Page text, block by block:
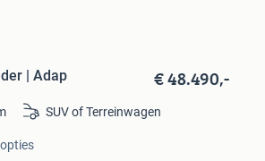
| Adap € 48.490,-
SUV of Terreinwagen